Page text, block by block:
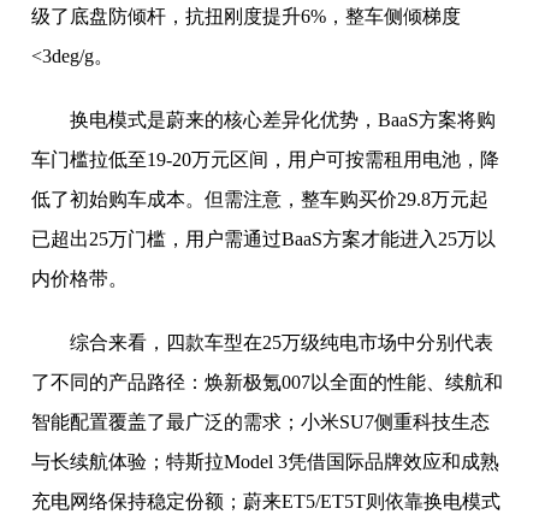
级了底盘防倾杆，抗扭刚度提升6%，整车侧倾梯度
<3deg/g。
换电模式是蔚来的核心差异化优势，BaaS方案将购
车门槛拉低至19-20万元区间，用户可按需租用电池，降
低了初始购车成本。但需注意，整车购买价29.8万元起
已超出25万门槛，用户需通过BaaS方案才能进入25万以
内价格带。
综合来看，四款车型在25万级纯电市场中分别代表
了不同的产品路径：焕新极氪007以全面的性能、续航和
智能配置覆盖了最广泛的需求；小米SU7侧重科技生态
与长续航体验；特斯拉Model 3凭借国际品牌效应和成熟
充电网络保持稳定份额；蔚来ET5/ET5T则依靠换电模式